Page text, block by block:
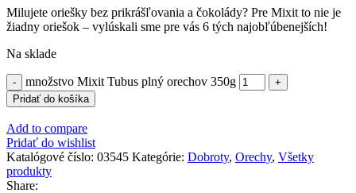
Milujete oriešky bez prikrášľovania a čokolády? Pre Mixit to nie je
žiadny oriešok – vylúskali sme pre vás 6 tých najobľúbenejších!
Na sklade
množstvo Mixit Tubus plný orechov 350g
Pridať do košíka
Add to compare
Pridať do wishlist
Katalógové číslo: 03545 Kategórie: Dobroty, Orechy, Všetky
produkty
Share: